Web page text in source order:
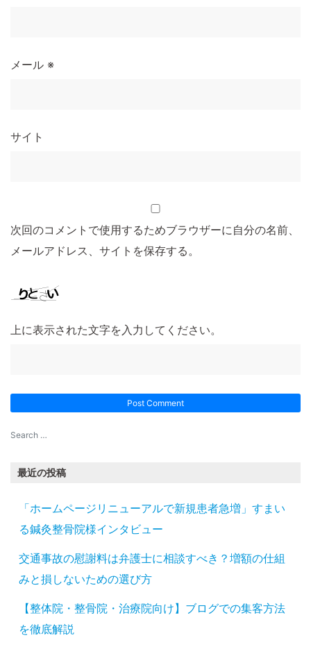
メール ※
サイト
次回のコメントで使用するためブラウザーに自分の名前、
メールアドレス、サイトを保存する。
上に表示された文字を入力してください。
最近の投稿
「ホームページリニューアルで新規患者急増」すまい
る鍼灸整骨院様インタビュー
交通事故の慰謝料は弁護士に相談すべき？増額の仕組
みと損しないための選び方
【整体院・整骨院・治療院向け】ブログでの集客方法
を徹底解説